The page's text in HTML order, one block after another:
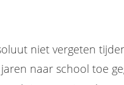
niet vergeten
naar school toe